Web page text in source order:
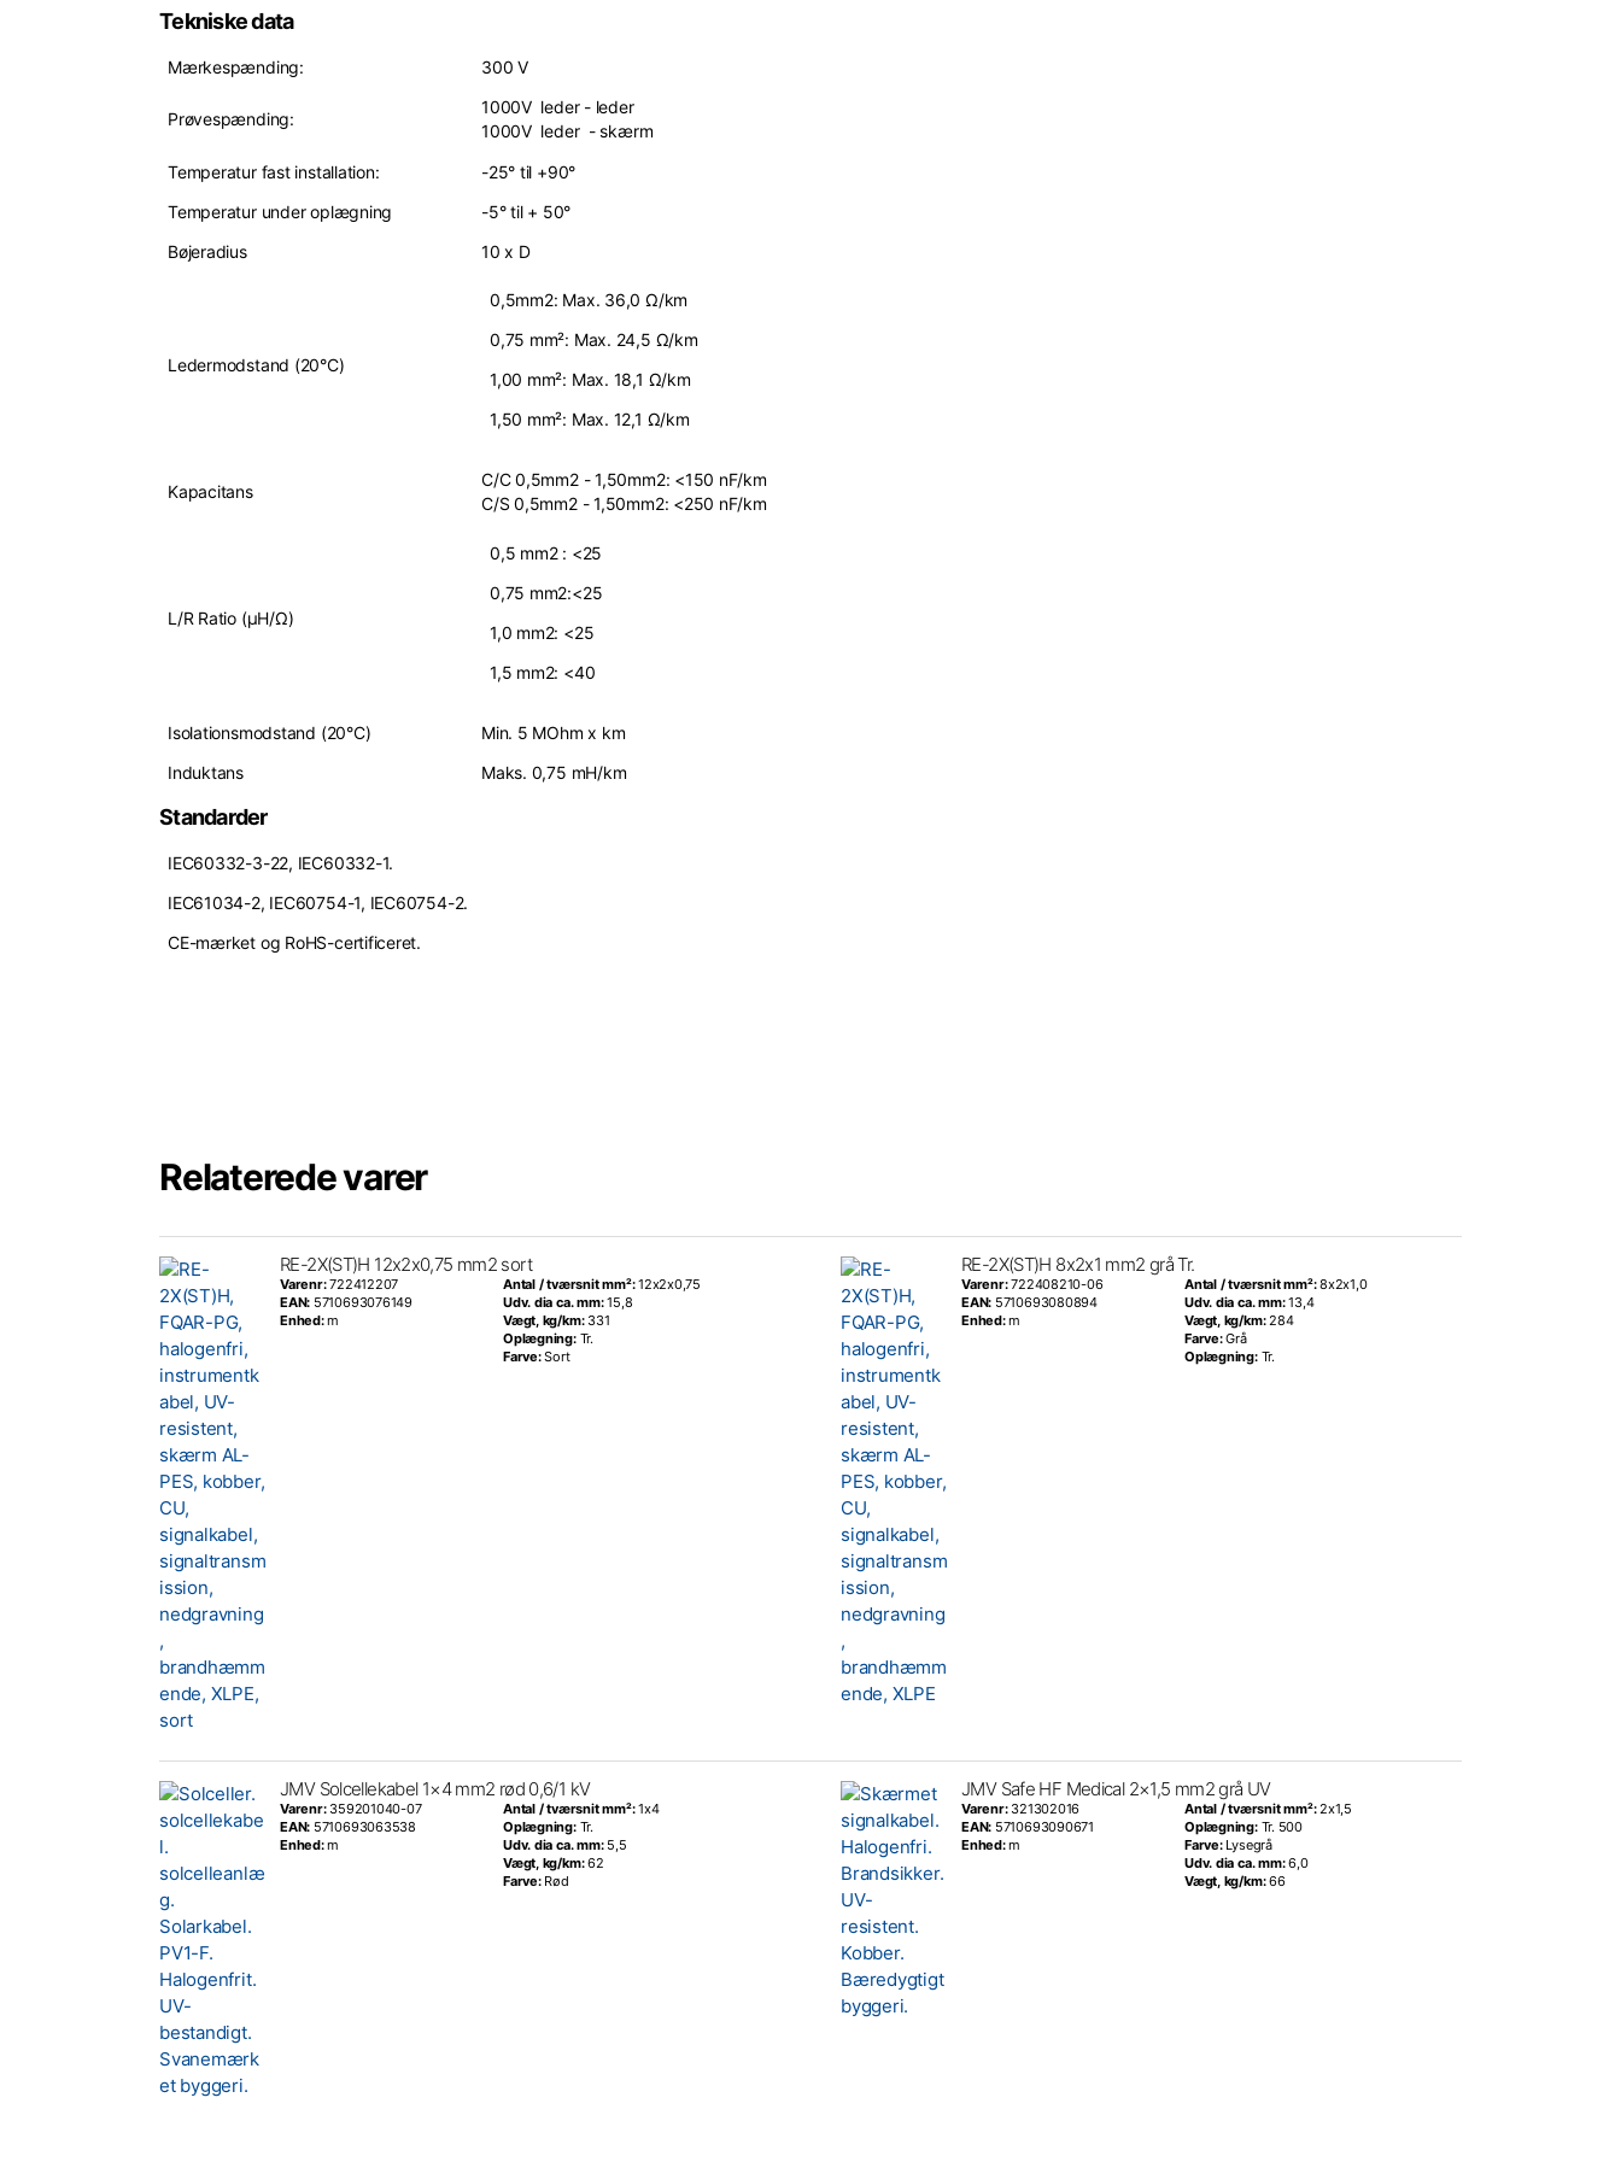
Tekniske data
Mærkespænding: 300 V
Prøvespænding:
1000V leder - leder
1000V leder - skærm
Temperatur fast installation:
-25° til +90°
Temperatur under oplægning
-5° til + 50°
Bøjeradius
10 x D
Ledermodstand (20°C)
0,5mm2: Max. 36,0 Ω/km
0,75 mm²: Max. 24,5 Ω/km
1,00 mm²: Max. 18,1 Ω/km
1,50 mm²: Max. 12,1 Ω/km
Kapacitans
C/C 0,5mm2 - 1,50mm2: <150 nF/km
C/S 0,5mm2 - 1,50mm2: <250 nF/km
L/R Ratio (µH/Ω)
0,5 mm2 : <25
0,75 mm2:<25
1,0 mm2: <25
1,5 mm2: <40
Isolationsmodstand (20°C)
Min. 5 MOhm x km
Induktans
Maks. 0,75 mH/km
Standarder
IEC60332-3-22, IEC60332-1.
IEC61034-2, IEC60754-1, IEC60754-2.
CE-mærket og RoHS-certificeret.
Relaterede varer
RE-2X(ST)H 12x2x0,75 mm2 sort
Varenr:722412207
EAN: 5710693076149
Enhed:m
Antal / tværsnit mm²:12x2x0,75
Udv. dia ca. mm:15,8
Vægt, kg/km: 331
Oplægning: Tr.
Farve:Sort
RE-2X(ST)H 8x2x1 mm2 grå Tr.
Varenr:722408210-06
EAN: 5710693080894
Enhed:m
Antal / tværsnit mm²:8x2x1,0
Udv. dia ca. mm:13,4
Vægt, kg/km:284
Farve:Grå
Oplægning: Tr.
JMV Solcellekabel 1×4 mm2 rød 0,6/1 kV
Varenr: 359201040-07
EAN: 5710693063538
Enhed:m
Antal / tværsnit mm²:1x4
Oplægning: Tr.
Udv. dia ca. mm: 5,5
Vægt, kg/km:62
Farve: Rød
JMV Safe HF Medical 2×1,5 mm2 grå UV
Varenr: 321302016
EAN: 5710693090671
Enhed:m
Antal / tværsnit mm²:2x1,5
Oplægning: Tr. 500
Farve: Lysegrå
Udv. dia ca. mm:6,0
Vægt, kg/km:66